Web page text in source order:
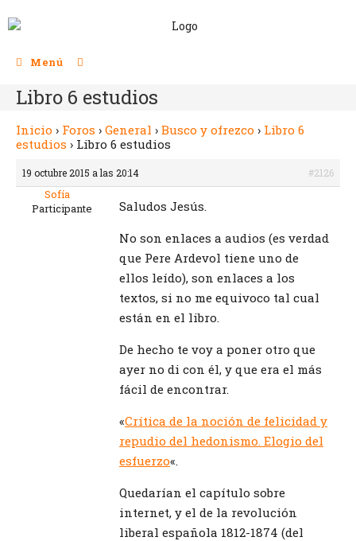
Menú
Libro 6 estudios
Inicio › Foros › General › Busco y ofrezco › Libro 6
estudios › Libro 6 estudios
19 octubre 2015 a las 20:14 #2126
Sofía
Participante
Saludos Jesús.
No son enlaces a audios (es verdad
que Pere Ardevol tiene uno de
ellos leído), son enlaces a los
textos, si no me equivoco tal cual
están en el libro.
De hecho te voy a poner otro que
ayer no di con él, y que era el más
fácil de encontrar.
«Crítica de la noción de felicidad y
repudio del hedonismo. Elogio del
esfuerzo«.
Quedarían el capítulo sobre
internet, y el de la revolución
liberal española 1812-1874 (del